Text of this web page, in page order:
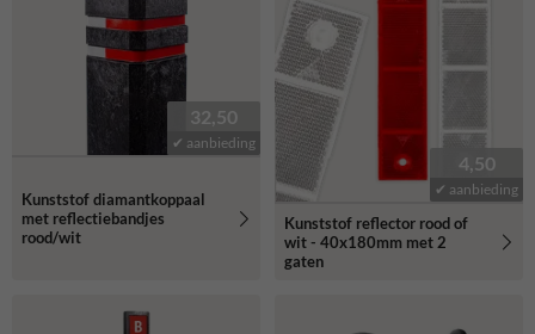
32,50
✔ aanbieding
Kunststof diamantkoppaal
met reflectiebandjes
rood/wit
4,50
✔ aanbieding
Kunststof reflector rood of
wit - 40x180mm met 2
gaten